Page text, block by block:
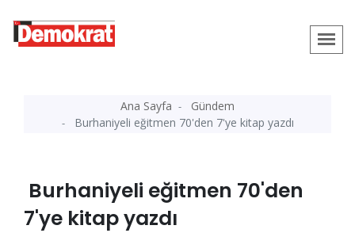
Ana Sayfa
Gündem
Burhaniyeli eğitmen 70'den 7'ye kitap yazdı
Burhaniyeli eğitmen 70'den
7'ye kitap yazdı